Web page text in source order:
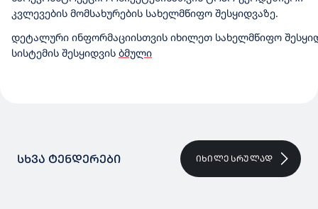
კვლევების მომსახურების სახელმწიფო შესყიდვაზე.
დეტალური ინფორმაციისთვის იხილეთ სახელმწიფო
სისტემის შესყიდვის ბმული
ᲡᲮᲕᲐ ᲢᲔᲜᲓᲔᲠᲔᲑᲘ ᲘᲮᲘᲚᲔ ᲡᲠᲣᲚᲐᲓ